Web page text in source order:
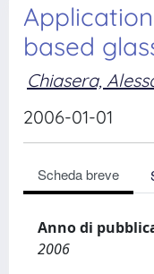
based
Chiasera,
2006-01-01
Scheda breve
Anno di
2006